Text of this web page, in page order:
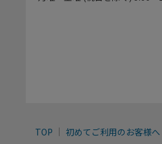
TOP 初めてご利用のお客様へ